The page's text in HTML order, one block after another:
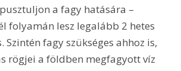
a fagy hatására –
folyamán lesz legalább 2 hetes
fagy szükséges ahhoz is,
rögjei a földben megfagyott víz